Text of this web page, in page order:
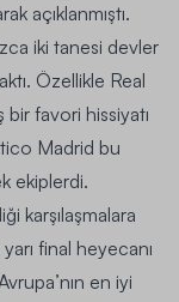
açıklanmıştı.
iki tanesi devler
Özellikle Real
favori hissiyatı
Madrid bu
ekiplerdi.
karşılaşmalara
final heyecanı
en iyi